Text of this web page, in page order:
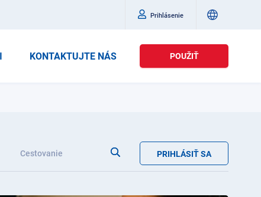
Prihlásenie
KONTAKTUJTE NÁS POUŽIŤ
Cestovanie PRIHLÁSIŤ SA